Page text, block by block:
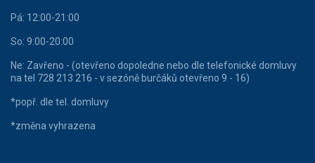
Pá: 12:00-21:00
So: 9:00-20:00
Ne: Zavřeno - (otevřeno dopoledne nebo dle telefonické domluvy
na tel 728 213 216 - v sezóně burčáků otevřeno 9 - 16)
*popř. dle tel. domluvy
*změna vyhrazena